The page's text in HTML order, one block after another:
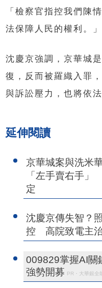
「檢察官指控我們陳
法保障人民的權利。」
沈慶京強調，京華城
復，反而被羅織入罪
與訴訟壓力，也將依
延伸閱讀
京華城案與洗米
「左手賣右手
定
沈慶京傳失智？
控 高院致電主
009829掌握AI關
強勢開募 PR・大華銀全